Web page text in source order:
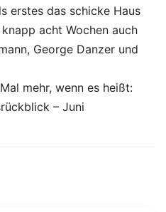
erstes das schicke Haus
acht Wochen auch
George Danzer und
mehr, wenn es heißt:
– Juni